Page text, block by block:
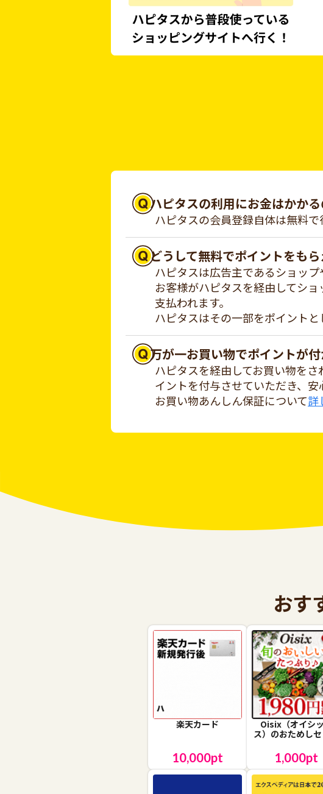
ハピタスの利用にお金はかかる
ハピタスの会員登録自体は無料
どうして無料でポイントをもら
ハピタスは広告主であるショップ
お客様がハピタスを経由してシ
支払われます。
ハピタスはその一部をポイントと
万が一お買い物でポイントが
ハピタスを経由してお買い物を
イントを付与させていただき、
お買い物あんしん保証について詳
おす
楽天カード
10,000pt
Oisix（オイシ
ス）のおためし
1,000pt